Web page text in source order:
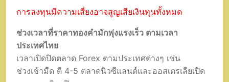
การลงทุนมีความเสี่ยงอาจสูญเสียเงินทุนทั้งหมด
ช่วงเวลาที่ราคาทองคำมักพุ่งแรงเร็ว ตามเวลา
ประเทศไทย
เวลาเปิดปิดตลาด Forex ตามประเทศต่างๆ เช่น
ช่วงเช้ามืด ตี 4-5 ตลาดนิวซีแลนด์และออสเตรเลียเปิด